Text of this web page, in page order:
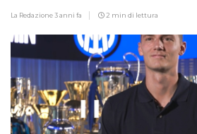
La Redazione3 anni fa 2 min di lettura